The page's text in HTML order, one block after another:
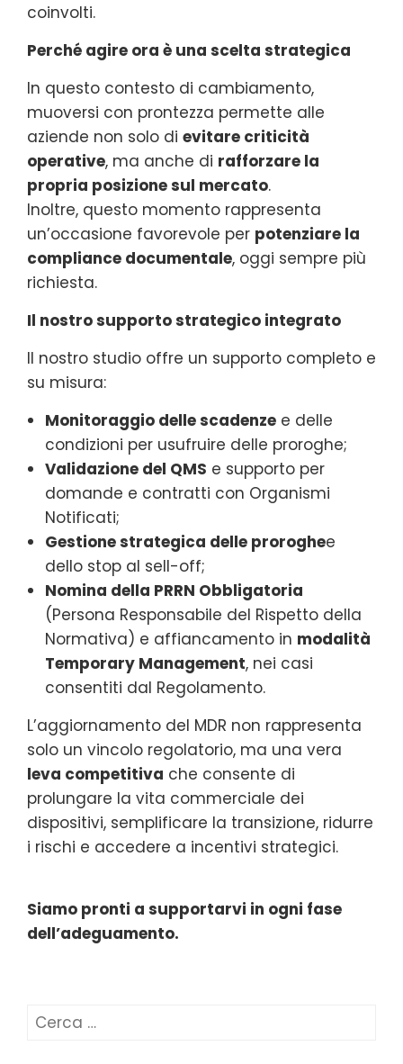
coinvolti.
Perché agire ora è una scelta strategica
In questo contesto di cambiamento,
muoversi con prontezza permette alle
aziende non solo di evitare criticità
operative, ma anche di rafforzare la
propria posizione sul mercato.
Inoltre, questo momento rappresenta
un’occasione favorevole per potenziare la
compliance documentale, oggi sempre più
richiesta.
Il nostro supporto strategico integrato
Il nostro studio offre un supporto completo e
su misura:
Monitoraggio delle scadenze e delle
condizioni per usufruire delle proroghe;
Validazione del QMS e supporto per
domande e contratti con Organismi
Notificati;
Gestione strategica delle proroghee
dello stop al sell-off;
Nomina della PRRN Obbligatoria
(Persona Responsabile del Rispetto della
Normativa) e affiancamento in modalità
Temporary Management, nei casi
consentiti dal Regolamento.
L’aggiornamento del MDR non rappresenta
solo un vincolo regolatorio, ma una vera
leva competitiva che consente di
prolungare la vita commerciale dei
dispositivi, semplificare la transizione, ridurre
i rischi e accedere a incentivi strategici.
Siamo pronti a supportarvi in ogni fase
dell’adeguamento.
Ricerca